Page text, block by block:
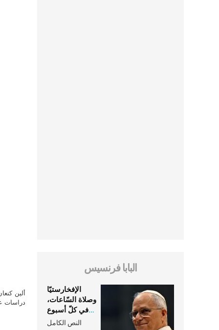
ألين
دراسات
البابا فرنسيس
الإفخارستيّا
وصلاة السّاعات،
في كلّ أسبوع
وكلّ يوم، هما
النص الكامل